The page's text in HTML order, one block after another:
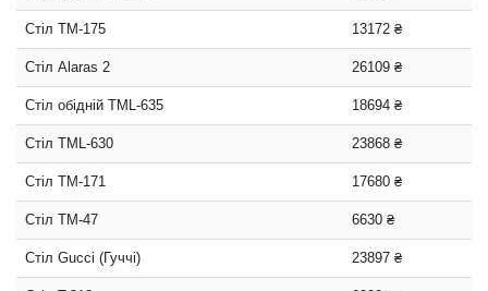
Стіл TM-175 13172 ₴
Стіл Alaras 2 26109 ₴
Стіл обідній TML-635 18694 ₴
Стіл TML-630 23868 ₴
Стіл TM-171 17680 ₴
Стіл TM-47 6630 ₴
Стіл Gucci (Гуччі) 23897 ₴